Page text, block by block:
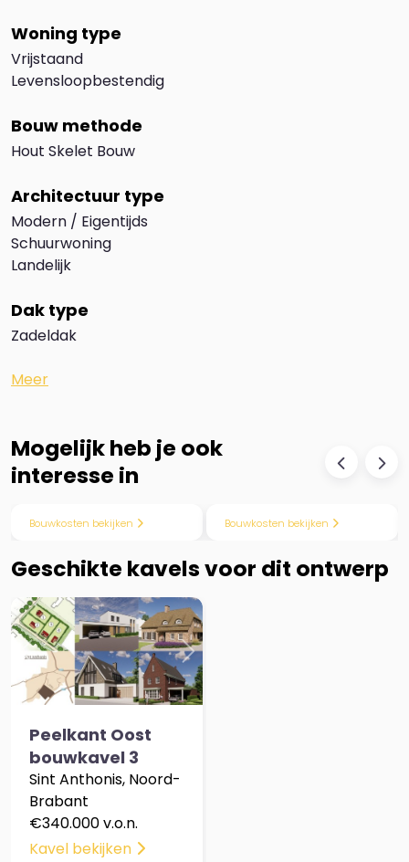
Woning type
Vrijstaand
Levensloopbestendig
Bouw methode
Hout Skelet Bouw
Architectuur type
Modern / Eigentijds
Schuurwoning
Landelijk
Dak type
Zadeldak
Mogelijk heb je ook
interesse in
Bouwkosten bekijken Bouwkosten bekijken
Geschikte kavels voor dit ontwerp
Previous Next
Peelkant Oost
bouwkavel 3
Sint Anthonis, Noord-
Brabant
€340.000 v.o.n.
Kavel bekijken